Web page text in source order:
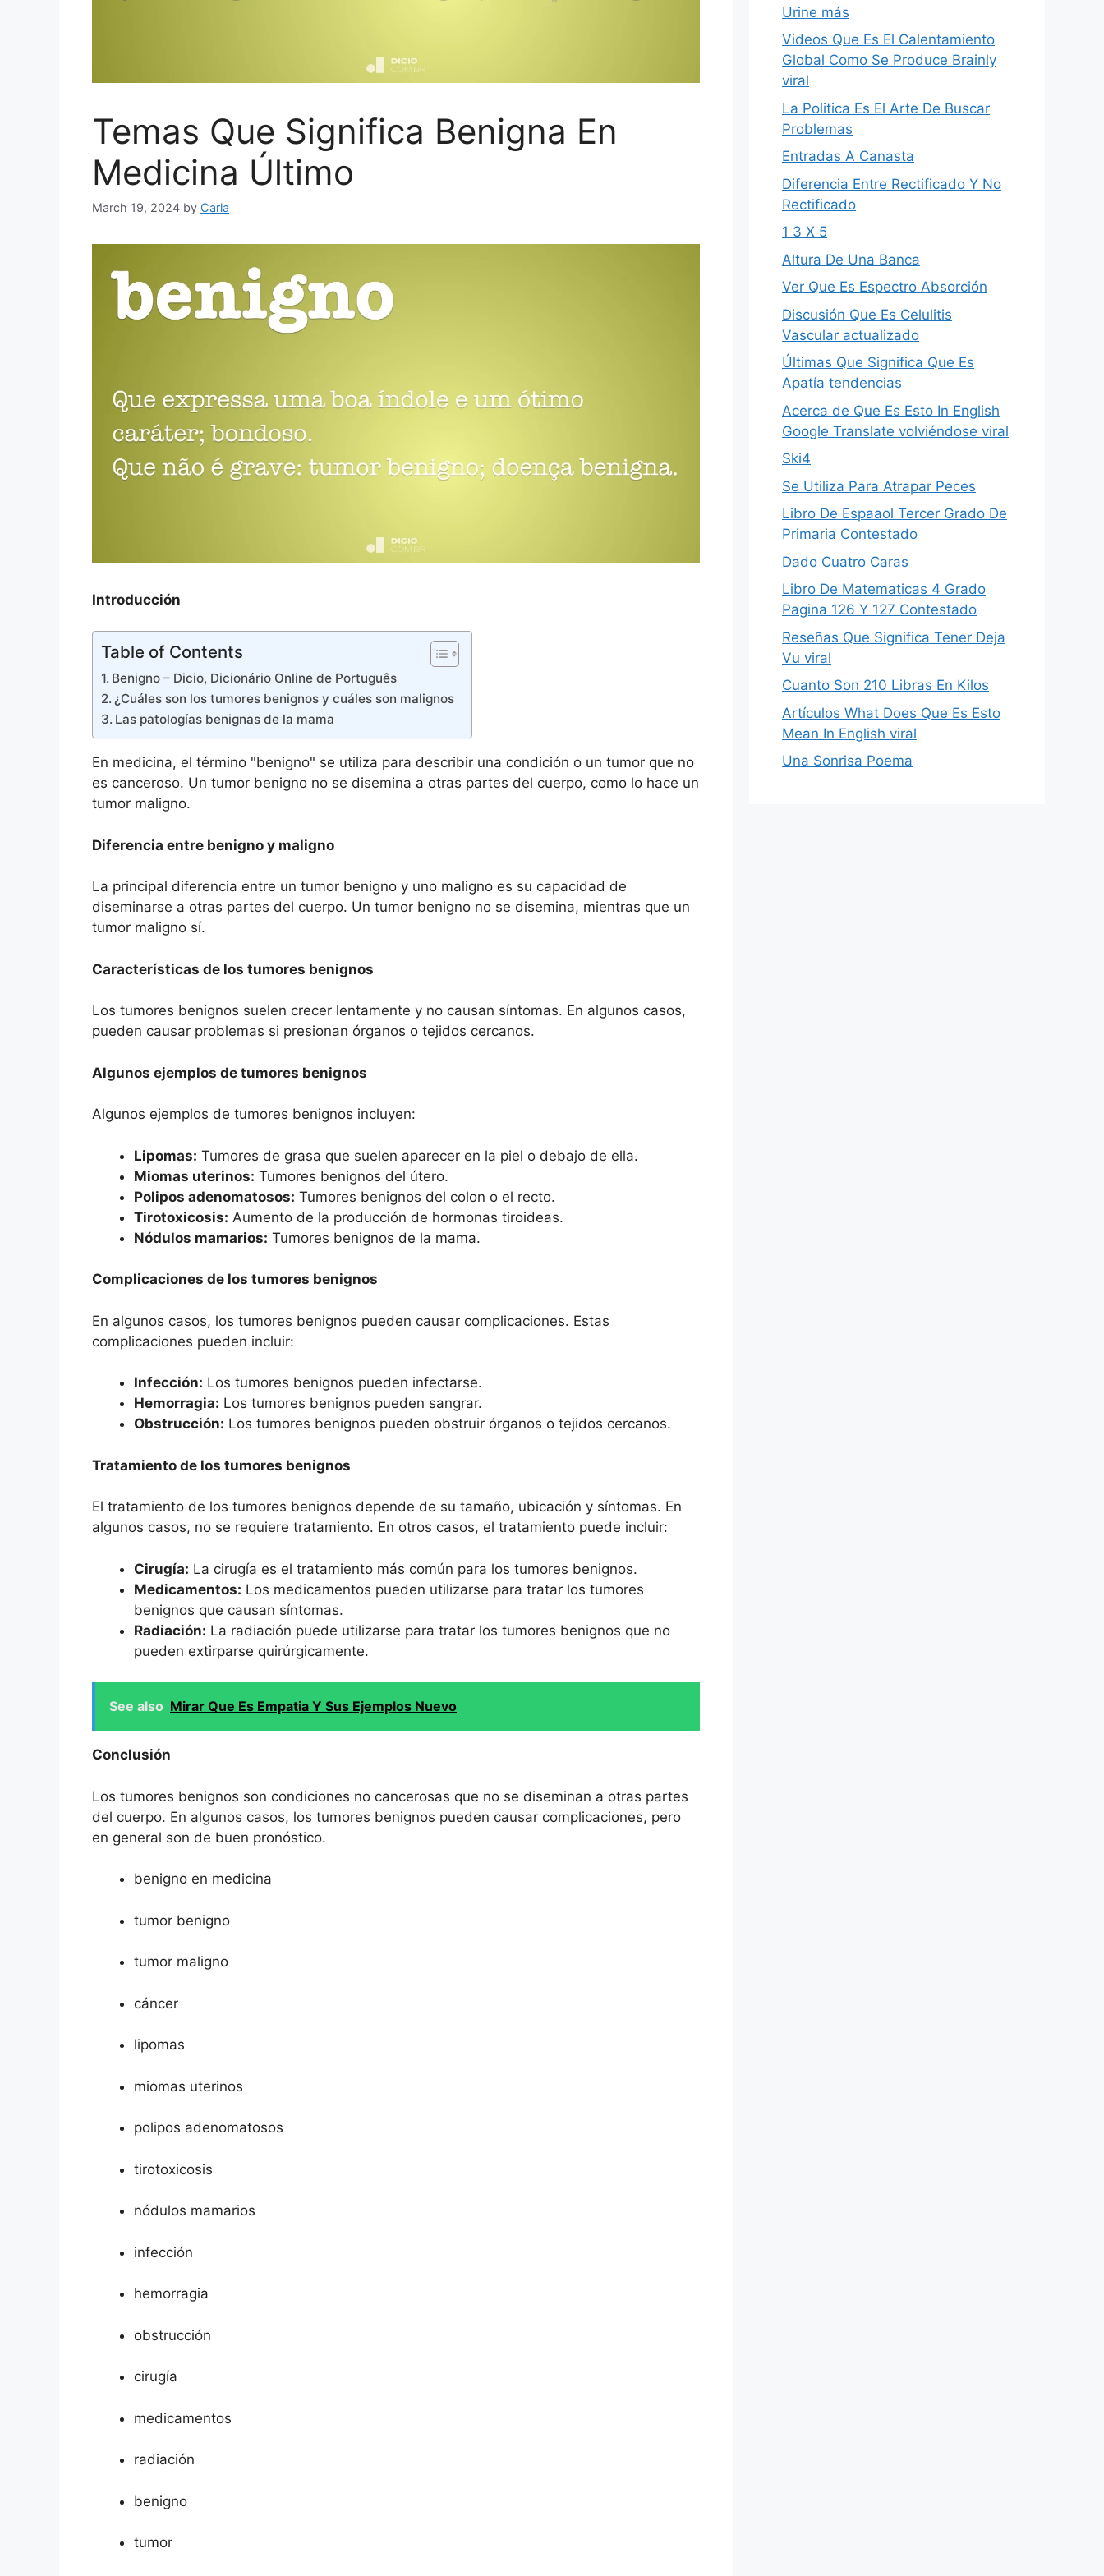
Temas Que Significa Benigna En
Medicina Último
March 19, 2024 by Carla
Introducción
Table of Contents
Benigno – Dicio, Dicionário Online de Português
¿Cuáles son los tumores benignos y cuáles son malignos
Las patologías benignas de la mama
En medicina, el término "benigno" se utiliza para describir una condición o un tumor que no
es canceroso. Un tumor benigno no se disemina a otras partes del cuerpo, como lo hace un
tumor maligno.
Diferencia entre benigno y maligno
La principal diferencia entre un tumor benigno y uno maligno es su capacidad de
diseminarse a otras partes del cuerpo. Un tumor benigno no se disemina, mientras que un
tumor maligno sí.
Características de los tumores benignos
Los tumores benignos suelen crecer lentamente y no causan síntomas. En algunos casos,
pueden causar problemas si presionan órganos o tejidos cercanos.
Algunos ejemplos de tumores benignos
Algunos ejemplos de tumores benignos incluyen:
Lipomas: Tumores de grasa que suelen aparecer en la piel o debajo de ella.
Miomas uterinos: Tumores benignos del útero.
Polipos adenomatosos: Tumores benignos del colon o el recto.
Tirotoxicosis: Aumento de la producción de hormonas tiroideas.
Nódulos mamarios: Tumores benignos de la mama.
Complicaciones de los tumores benignos
En algunos casos, los tumores benignos pueden causar complicaciones. Estas
complicaciones pueden incluir:
Infección: Los tumores benignos pueden infectarse.
Hemorragia: Los tumores benignos pueden sangrar.
Obstrucción: Los tumores benignos pueden obstruir órganos o tejidos cercanos.
Tratamiento de los tumores benignos
El tratamiento de los tumores benignos depende de su tamaño, ubicación y síntomas. En
algunos casos, no se requiere tratamiento. En otros casos, el tratamiento puede incluir:
Cirugía: La cirugía es el tratamiento más común para los tumores benignos.
Medicamentos: Los medicamentos pueden utilizarse para tratar los tumores
benignos que causan síntomas.
Radiación: La radiación puede utilizarse para tratar los tumores benignos que no
pueden extirparse quirúrgicamente.
See also Mirar Que Es Empatia Y Sus Ejemplos Nuevo
Conclusión
Los tumores benignos son condiciones no cancerosas que no se diseminan a otras partes
del cuerpo. En algunos casos, los tumores benignos pueden causar complicaciones, pero
en general son de buen pronóstico.
benigno en medicina
tumor benigno
tumor maligno
cáncer
lipomas
miomas uterinos
polipos adenomatosos
tirotoxicosis
nódulos mamarios
infección
hemorragia
obstrucción
cirugía
medicamentos
radiación
benigno
tumor
Urine más
Videos Que Es El Calentamiento
Global Como Se Produce Brainly
viral
La Politica Es El Arte De Buscar
Problemas
Entradas A Canasta
Diferencia Entre Rectificado Y No
Rectificado
1 3 X 5
Altura De Una Banca
Ver Que Es Espectro Absorción
Discusión Que Es Celulitis
Vascular actualizado
Últimas Que Significa Que Es
Apatía tendencias
Acerca de Que Es Esto In English
Google Translate volviéndose viral
Ski4
Se Utiliza Para Atrapar Peces
Libro De Espaaol Tercer Grado De
Primaria Contestado
Dado Cuatro Caras
Libro De Matematicas 4 Grado
Pagina 126 Y 127 Contestado
Reseñas Que Significa Tener Deja
Vu viral
Cuanto Son 210 Libras En Kilos
Artículos What Does Que Es Esto
Mean In English viral
Una Sonrisa Poema